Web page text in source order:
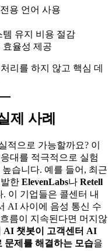
용 언어 사용
유지 비용 절감
율성 제공
리를 하지 않고 핵심 데
제 사례
적으로 가능할까요? 이
대를 적극적으로 실험
습니다. 예를 들어, 최근
한 ElevenLabs나 Retell
이 기업들은 콜센터 내
AI 사이에 음성 통신 수
름이 지속된다면 머지않
AI 챗봇이 고객센터 AI
문제를 해결하는 모습을